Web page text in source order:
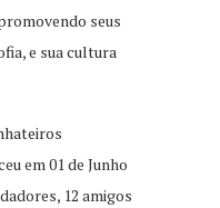
seus
e sua cultura
em 01 de Junho
12 amigos